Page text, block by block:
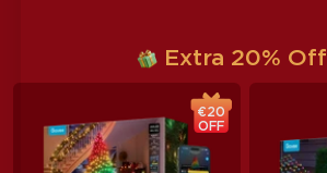
Extra 20% Off
€20
OFF